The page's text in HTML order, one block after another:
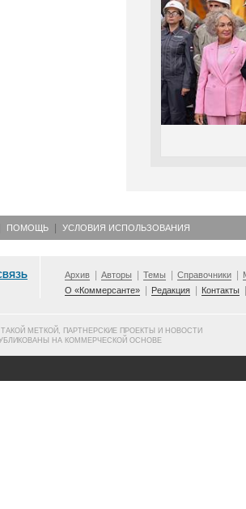
ПОМОЩЬ УСЛОВИЯ ИСПОЛЬЗОВАНИЯ
Архив Авторы Темы Справочники
О «Коммерсанте»
Редакция Контакты
МЕТКОЙ, ПАРТНЕРСКИЕ ПРОЕКТЫ И НОВОСТИ
НА КОММЕРЧЕСКОЙ ОСНОВЕ